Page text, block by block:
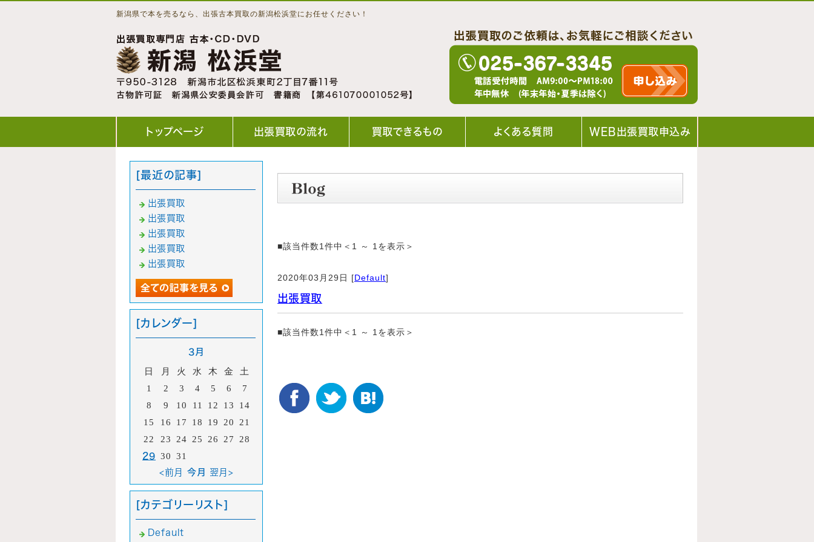
新潟県で本を売るなら、出張古本買取の新潟松浜堂にお任せください！
トップページ 出張買取の流れ 買取できるもの よくある質問 WEB出張買取申込み
■該当件数1件中＜1 ～ 1を表示＞
2020年03月29日 [Default]
出張買取
■該当件数1件中＜1 ～ 1を表示＞
[最近の記事]
出張買取
出張買取
出張買取
出張買取
出張買取
[カレンダー]
3月
日 月 火 水 木 金
土
1
2 3 4 5 6
7
8
9 10 11 12 13
14
15
16 17 18 19 20
21
22
23 24 25 26 27 28
29 30 31
<前月 今月 翌月>
[カテゴリーリスト]
Default